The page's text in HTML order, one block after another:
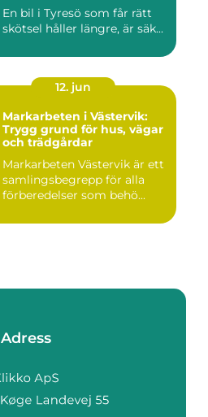
En bil i Tyresö som får rätt
skötsel håller längre, är säk...
12. jun
Markarbeten i Västervik:
Trygg grund för hus, vägar
och trädgårdar
Markarbeten Västervik är ett
samlingsbegrepp för alla
förberedelser som behö...
Adress